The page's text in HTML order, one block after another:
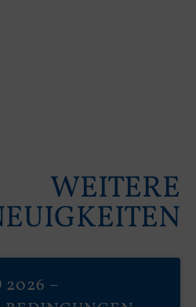
WEITERE
2026 –